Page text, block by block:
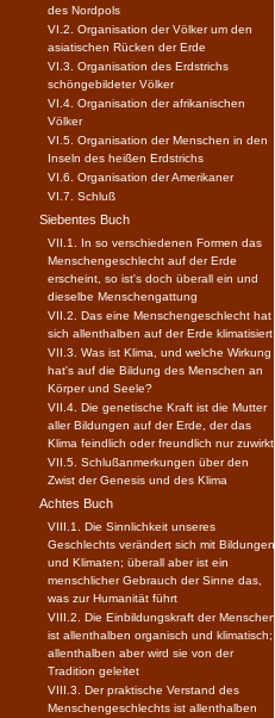
des Nordpols
VI.2. Organisation der Völker um den
asiatischen Rücken der Erde
VI.3. Organisation des Erdstrichs
schöngebildeter Völker
VI.4. Organisation der afrikanischen
Völker
VI.5. Organisation der Menschen in den
Inseln des heißen Erdstrichs
VI.6. Organisation der Amerikaner
VI.7. Schluß
Siebentes Buch
VII.1. In so verschiedenen Formen das
Menschengeschlecht auf der Erde
erscheint, so ist's doch überall ein und
dieselbe Menschengattung
VII.2. Das eine Menschengeschlecht hat
sich allenthalben auf der Erde klimatisiert
VII.3. Was ist Klima, und welche Wirkung
hat's auf die Bildung des Menschen an
Körper und Seele?
VII.4. Die genetische Kraft ist die Mutter
aller Bildungen auf der Erde, der das
Klima feindlich oder freundlich nur zuwirkt
VII.5. Schlußanmerkungen über den
Zwist der Genesis und des Klima
Achtes Buch
VIII.1. Die Sinnlichkeit unseres
Geschlechts verändert sich mit Bildungen
und Klimaten; überall aber ist ein
menschlicher Gebrauch der Sinne das,
was zur Humanität führt
VIII.2. Die Einbildungskraft der Menschen
ist allenthalben organisch und klimatisch;
allenthalben aber wird sie von der
Tradition geleitet
VIII.3. Der praktische Verstand des
Menschengeschlechts ist allenthalben